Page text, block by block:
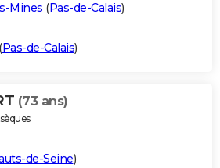
Mines (Pas-de-Calais)
Pas-de-Calais)
(73 ans)
de-Seine)